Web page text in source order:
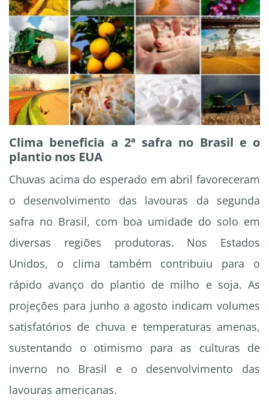
Clima beneficia a 2ª safra no Brasil e o
plantio nos EUA
Chuvas acima do esperado em abril favoreceram
o desenvolvimento das lavouras da segunda
safra no Brasil, com boa umidade do solo em
diversas regiões produtoras. Nos Estados
Unidos, o clima também contribuiu para o
rápido avanço do plantio de milho e soja. As
projeções para junho a agosto indicam volumes
satisfatórios de chuva e temperaturas amenas,
sustentando o otimismo para as culturas de
inverno no Brasil e o desenvolvimento das
lavouras americanas.